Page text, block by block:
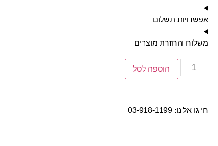
אפשרויות תשלום
משלוח והחזרת מוצרים
הוספה לסל
חייגו אלינו: 03-918-1199